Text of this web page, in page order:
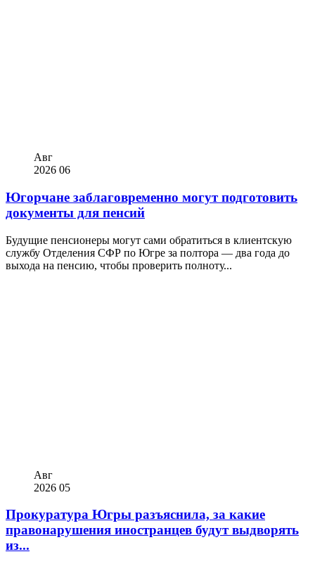
Авг
2026 06
Югорчане заблаговременно могут подготовить
документы для пенсий
Будущие пенсионеры могут сами обратиться в клиентскую
службу Отделения СФР по Югре за полтора — два года до
выхода на пенсию, чтобы проверить полноту...
Авг
2026 05
Прокуратура Югры разъяснила, за какие
правонарушения иностранцев будут выдворять
из...